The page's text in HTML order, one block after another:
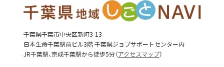
千葉県千葉市中央区新町3-13
日本生命千葉駅前ビル3階 千葉県ジョブサポートセンター内
JR千葉駅、京成千葉駅から徒歩5分（アクセスマップ）